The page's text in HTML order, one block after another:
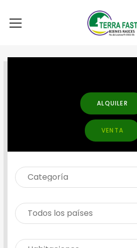
BUSCAR PROPIEDAD
ALQUILER
VENTA